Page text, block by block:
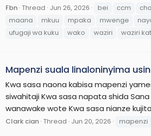
Fbn Thread Jun 26, 2026 bei ccm
maana
mkuu mpaka mwenge
ufugaji wa kuku
wako waziri waziri
Mapenzi suala linaloninyima
Kwa sasa naona kabisa mapenzi
siwahitaji Kwa sasa napata shida
wanawake wote Kwa sasa nianze
Clark cian Thread Jun 20, 2026 mapenzi